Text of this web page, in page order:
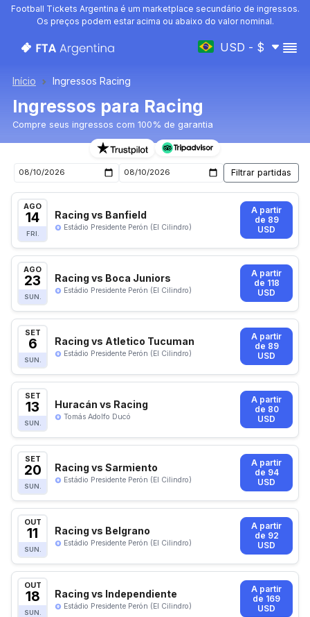
Football Tickets Argentina é um marketplace secundário de ingressos.
Os preços podem estar acima ou abaixo do valor nominal.
USD - $
Início Ingressos Racing
Ingressos para Racing
Compre seus ingressos com 100% de garantia
Ingressos para o próximo jogo de Racing
AGO
14
FRI.
Racing vs Banfield
Estádio Presidente Perón (El Cilindro)
A partir
de 89
USD
AGO
23
SUN.
Racing vs Boca Juniors
Estádio Presidente Perón (El Cilindro)
A partir
de 118
USD
SET
6
SUN.
Racing vs Atletico Tucuman
Estádio Presidente Perón (El Cilindro)
A partir
de 89
USD
SET
13
SUN.
Huracán vs Racing
Tomás Adolfo Ducó
A partir
de 80
USD
SET
20
SUN.
Racing vs Sarmiento
Estádio Presidente Perón (El Cilindro)
A partir
de 94
USD
OUT
11
SUN.
Racing vs Belgrano
Estádio Presidente Perón (El Cilindro)
A partir
de 92
USD
OUT
18
SUN.
Racing vs Independiente
Estádio Presidente Perón (El Cilindro)
A partir
de 169
USD